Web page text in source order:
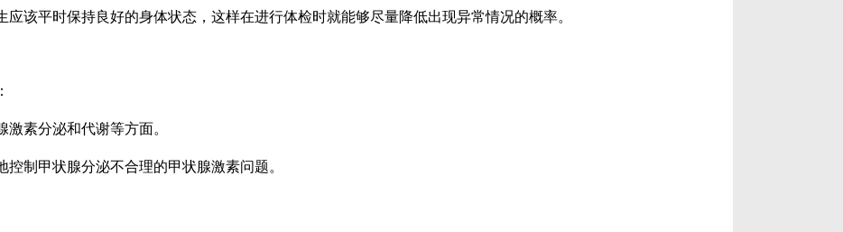
该平时保持良好的身体状态，这样在进行体检时就能够尽量降低出现异常情况的概率。
素分泌和代谢等方面。
制甲状腺分泌不合理的甲状腺激素问题。